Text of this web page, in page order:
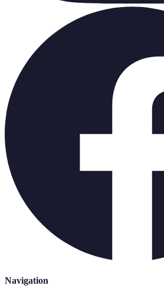
Navigation